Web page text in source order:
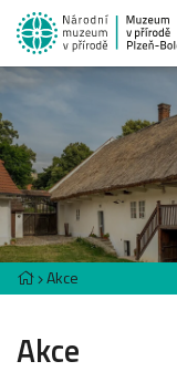
Akce
Akce